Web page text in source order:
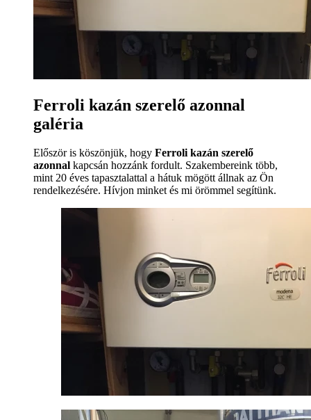
Ferroli kazán szerelő azonnal
galéria
Először is köszönjük, hogy Ferroli kazán szerelő
azonnal kapcsán hozzánk fordult. Szakembereink több,
mint 20 éves tapasztalattal a hátuk mögött állnak az Ön
rendelkezésére. Hívjon minket és mi örömmel segítünk.